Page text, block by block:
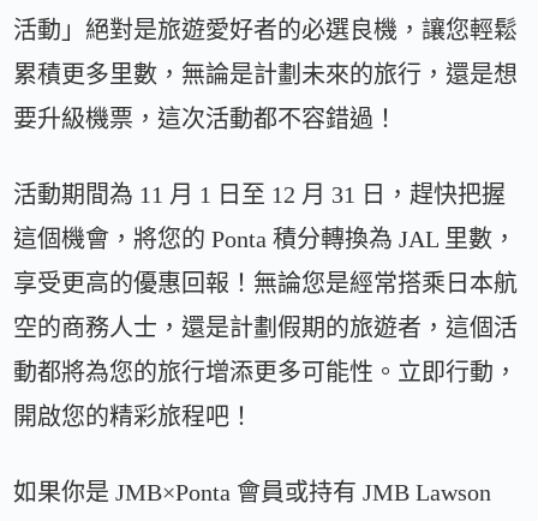
活動」絕對是旅遊愛好者的必選良機，讓您輕鬆
累積更多里數，無論是計劃未來的旅行，還是想
要升級機票，這次活動都不容錯過！
活動期間為 11 月 1 日至 12 月 31 日，趕快把握
這個機會，將您的 Ponta 積分轉換為 JAL 里數，
享受更高的優惠回報！無論您是經常搭乘日本航
空的商務人士，還是計劃假期的旅遊者，這個活
動都將為您的旅行增添更多可能性。立即行動，
開啟您的精彩旅程吧！
如果你是 JMB×Ponta 會員或持有 JMB Lawson